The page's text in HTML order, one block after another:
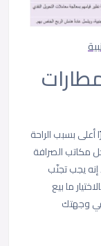
بسبب الراحة
مكاتب الصرافة
إنه يجب تجنّب
ما بيع
وجهتك